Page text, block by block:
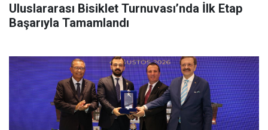
Uluslararası Bisiklet Turnuvası’nda İlk Etap
Başarıyla Tamamlandı